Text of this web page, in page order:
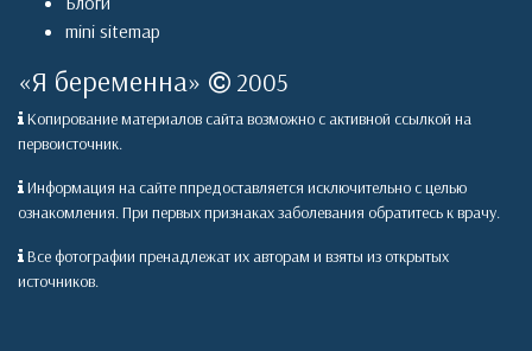
mini sitemap
«Я беременна» 2005
Копирование материалов сайта возможно с активной ссылкой на
первоисточник.
Информация на сайте ппредоставляется исключительно с целью
ознакомления. При первых признаках заболевания обратитесь к врачу.
Все фотографии пренадлежат их авторам и взяты из открытых
источников.